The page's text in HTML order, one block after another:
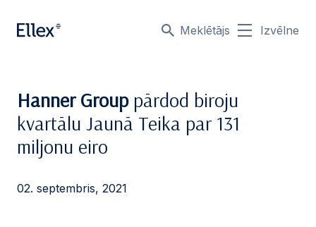
Meklētājs Izvēlne
Hanner Group pārdod biroju
kvartālu Jaunā Teika par 131
miljonu eiro
02. septembris, 2021